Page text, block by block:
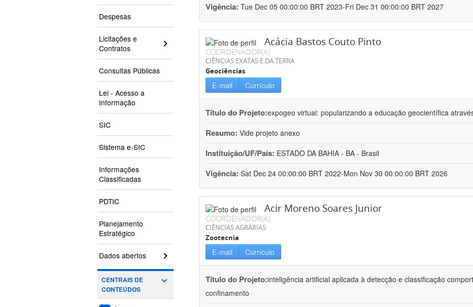
Despesas
Licitações e
Contratos
Consultas Públicas
Lei - Acesso a
Informação
SIC
Sistema e-SIC
Informações
Classificadas
PDTIC
Planejamento
Estratégico
Dados abertos
CENTRAIS DE
CONTEÚDOS
Vigência: Tue Dec 05 00:00:00 BRT 2023-Fri Dec 31 00:00:00 BRT 2027
Acácia Bastos Couto Pinto
COORDENADOR(A)
CIÊNCIAS EXATAS E DA TERRA
Geociências
E-mail Currículo
Título do Projeto:expogeo virtual: popularizando a educação geocientífica
Resumo: Vide projeto anexo
Instituição/UF/País: ESTADO DA BAHIA - BA - Brasil
Vigência: Sat Dec 24 00:00:00 BRT 2022-Mon Nov 30 00:00:00 BRT 2026
Acir Moreno Soares Junior
COORDENADOR(A)
CIÊNCIAS AGRÁRIAS
Zootecnia
E-mail Currículo
Título do Projeto:inteligência artificial aplicada à detecção e classificação
confinamento